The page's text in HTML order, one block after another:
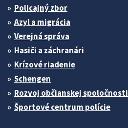
Policajný zbor
Azyl a migrácia
Verejná správa
Hasiči a záchranári
Krízové riadenie
Schengen
Rozvoj občianskej spoločnosti
Športové centrum polície